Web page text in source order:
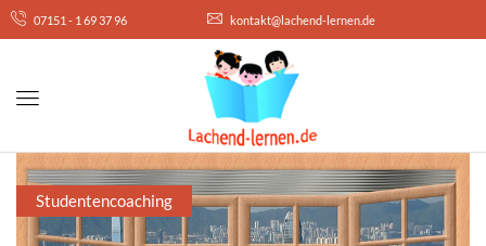
07151 - 1 69 37 96 kontakt@lachend-lernen.de
Studentencoaching